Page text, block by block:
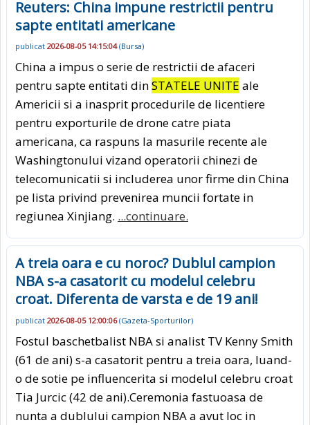
Reuters: China impune restrictii pentru
sapte entitati americane
publicat 2026-08-05 14:15:04(Bursa)
China a impus o serie de restrictii de afaceri
pentru sapte entitati dinSTATELE UNITE ale
Americii si a inasprit procedurile de licentiere
pentru exporturile de drone catre piata
americana, ca raspuns la masurile recente ale
Washingtonului vizand operatorii chinezi de
telecomunicatii si includerea unor firme din China
pe lista privind prevenirea muncii fortate in
regiunea Xinjiang. ...continuare.
A treia oara e cu noroc? Dublul campion
NBA s-a casatorit cu modelul celebru
croat. Diferenta de varsta e de 19 ani!
publicat 2026-08-05 12:00:06(Gazeta-Sporturilor)
Fostul baschetbalist NBA si analist TV Kenny Smith
(61 de ani) s-a casatorit pentru a treia oara, luand-
o de sotie pe influencerita si modelul celebru croat
Tia Jurcic (42 de ani).Ceremonia fastuoasa de
nunta a dublului campion NBA a avut loc in